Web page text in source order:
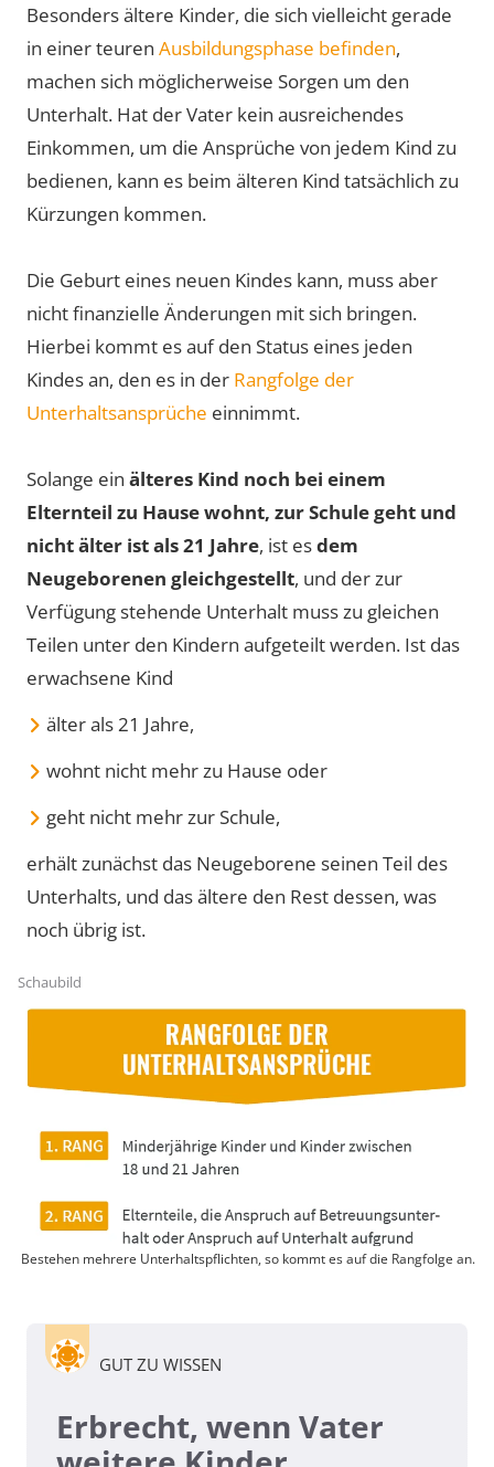
Schaubild
Bestehen mehrere Unterhaltspflichten, so kommt es auf die Rangfolge an.
Besonders ältere Kinder, die sich vielleicht gerade
in einer teuren Ausbildungsphase befinden,
machen sich möglicherweise Sorgen um den
Unterhalt. Hat der Vater kein ausreichendes
Einkommen, um die Ansprüche von jedem Kind zu
bedienen, kann es beim älteren Kind tatsächlich zu
Kürzungen kommen.
Die Geburt eines neuen Kindes kann, muss aber
nicht finanzielle Änderungen mit sich bringen.
Hierbei kommt es auf den Status eines jeden
Kindes an, den es in der Rangfolge der
Unterhaltsansprüche einnimmt.
Solange ein älteres Kind noch bei einem
Elternteil zu Hause wohnt, zur Schule geht und
nicht älter ist als 21 Jahre, ist esdem
Neugeborenen gleichgestellt, und der zur
Verfügung stehende Unterhalt muss zu gleichen
Teilen unter den Kindern aufgeteilt werden. Ist das
erwachsene Kind
älter als 21 Jahre,
wohnt nicht mehr zu Hause oder
geht nicht mehr zur Schule,
erhält zunächst das Neugeborene seinen Teil des
Unterhalts, und das ältere den Rest dessen, was
noch übrig ist.
GUT ZU WISSEN
Erbrecht, wenn Vater